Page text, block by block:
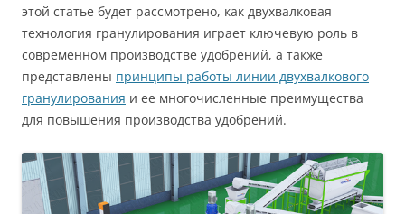
этой статье будет рассмотрено, как двухвалковая
технология гранулирования играет ключевую роль в
современном производстве удобрений, а также
представлены принципы работы линии двухвалкового
гранулирования и ее многочисленные преимущества
для повышения производства удобрений.